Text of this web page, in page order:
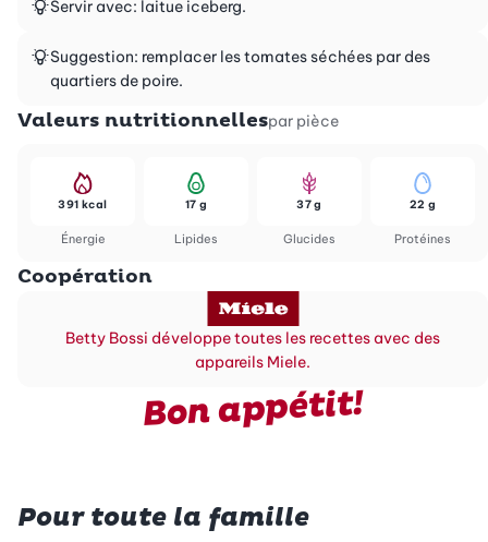
Servir avec: laitue iceberg.
Suggestion: remplacer les tomates séchées par des
quartiers de poire.
Valeurs nutritionnellespar pièce
Énergie
391 kcal
Lipides
17 g
Glucides
37 g
Protéines
22 g
Coopération
Betty Bossi développe toutes les recettes avec des
appareils Miele.
Bon appétit!
Pour toute la famille